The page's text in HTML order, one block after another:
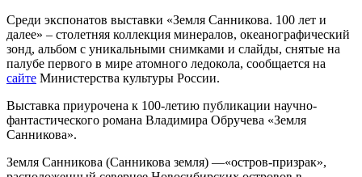
Среди экспонатов выставки «Земля Санникова. 100 лет и
далее» – столетняя коллекция минералов, океанографический
зонд, альбом с уникальными снимками и слайды, снятые на
палубе первого в мире атомного ледокола, сообщается на
сайте Министерства культуры России.
Выставка приурочена к 100-летию публикации научно-
фантастического романа Владимира Обручева «Земля
Санникова».
Земля Санникова (Санникова земля) —«остров-призрак»,